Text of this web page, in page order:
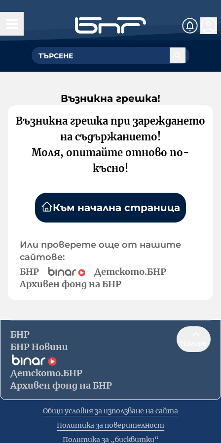
Възникна грешка!
Възникна грешка при зареждането
на съдържанието!
Моля, опитайте отново по-
късно!
Към начална страница
Или проверете още от нашите
сайтове:
БНР
Детското.БНР
Архивен фонд на БНР
БНР
БНР Новини
Детското.БНР
Архивен фонд на БНР
Общи условия за използване на сайта
Политика за поверителност
Политика за „бисквитки“